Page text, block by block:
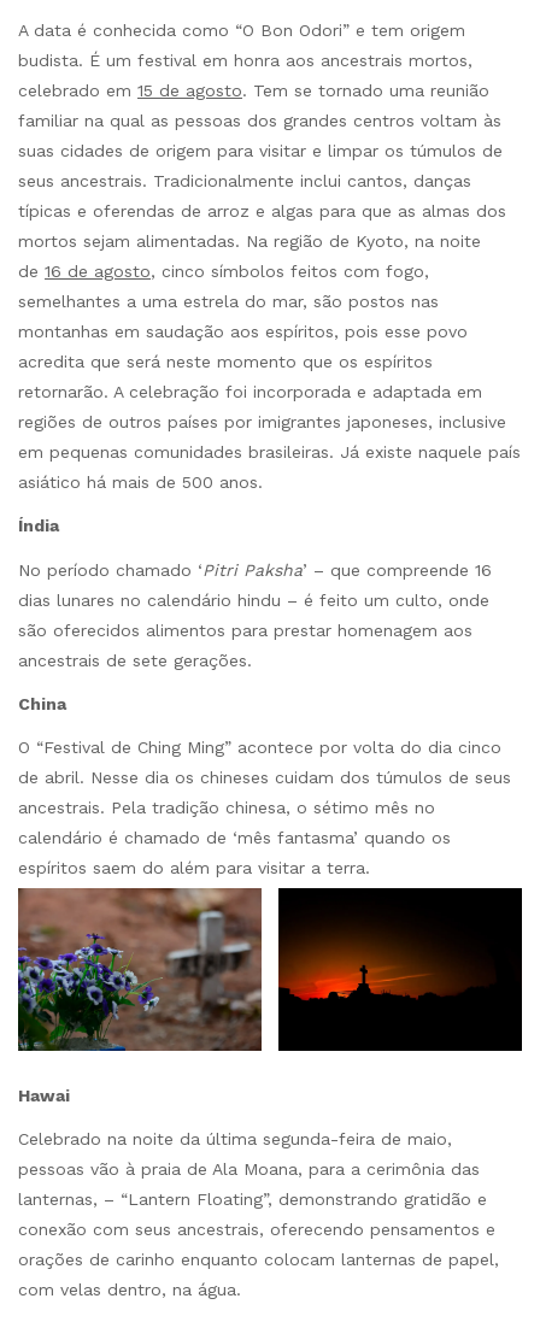
A data é conhecida como “O Bon Odori” e tem origem
budista. É um festival em honra aos ancestrais mortos,
celebrado em 15 de agosto. Tem se tornado uma reunião
familiar na qual as pessoas dos grandes centros voltam às
suas cidades de origem para visitar e limpar os túmulos de
seus ancestrais. Tradicionalmente inclui cantos, danças
típicas e oferendas de arroz e algas para que as almas dos
mortos sejam alimentadas. Na região de Kyoto, na noite
de 16 de agosto, cinco símbolos feitos com fogo,
semelhantes a uma estrela do mar, são postos nas
montanhas em saudação aos espíritos, pois esse povo
acredita que será neste momento que os espíritos
retornarão. A celebração foi incorporada e adaptada em
regiões de outros países por imigrantes japoneses, inclusive
em pequenas comunidades brasileiras. Já existe naquele país
asiático há mais de 500 anos.
Índia
No período chamado ‘Pitri Paksha’ – que compreende 16
dias lunares no calendário hindu – é feito um culto, onde
são oferecidos alimentos para prestar homenagem aos
ancestrais de sete gerações.
China
O “Festival de Ching Ming” acontece por volta do dia cinco
de abril. Nesse dia os chineses cuidam dos túmulos de seus
ancestrais. Pela tradição chinesa, o sétimo mês no
calendário é chamado de ‘mês fantasma’ quando os
espíritos saem do além para visitar a terra.
Hawai
Celebrado na noite da última segunda-feira de maio,
pessoas vão à praia de Ala Moana, para a cerimônia das
lanternas, – “Lantern Floating”, demonstrando gratidão e
conexão com seus ancestrais, oferecendo pensamentos e
orações de carinho enquanto colocam lanternas de papel,
com velas dentro, na água.